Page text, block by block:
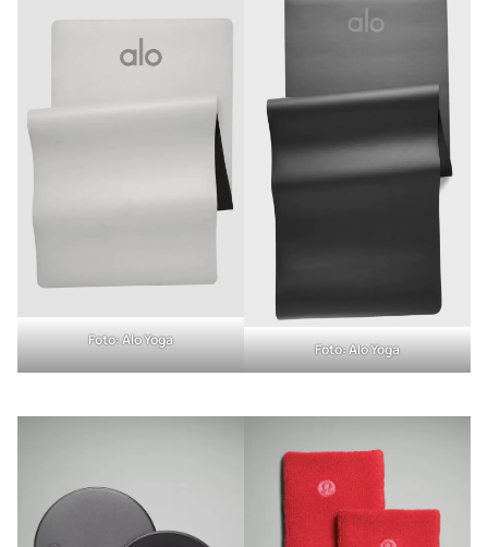
Foto: Alo Yoga
Foto: Alo Yoga